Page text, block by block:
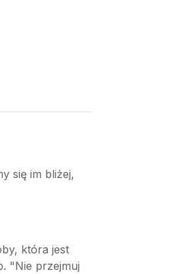
się im bliżej,
która jest
"Nie przejmuj